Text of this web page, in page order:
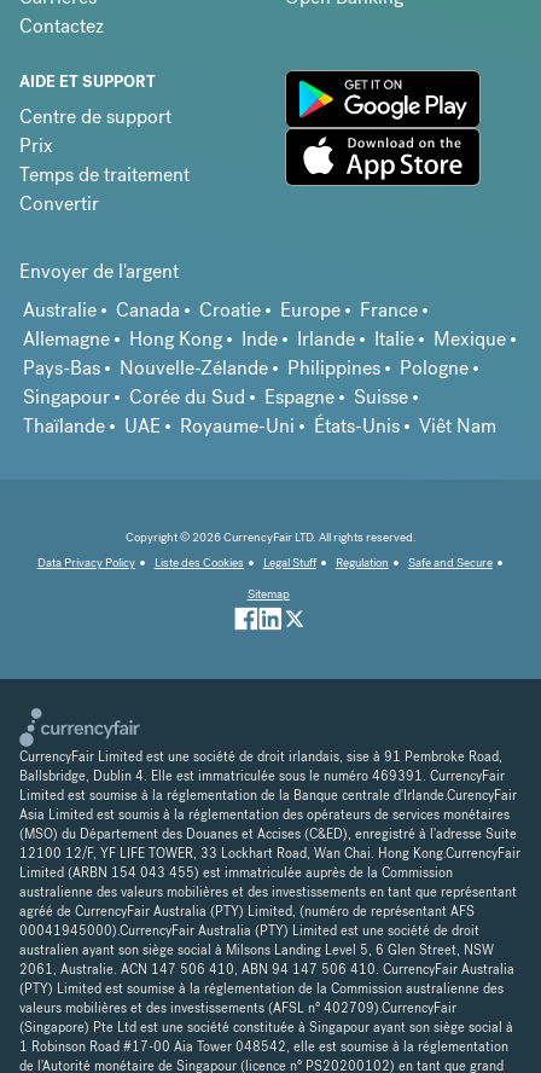
Contactez
AIDE ET SUPPORT
Centre de support
Prix
Temps de traitement
Convertir
Envoyer de l'argent
Australie
Canada Croatie Europe
France
Allemagne
Hong Kong Inde Irlande Italie
Mexique
Pays-Bas
Nouvelle-Zélande Philippines
Pologne
Singapour
Corée du Sud Espagne
Suisse
Thaïlande
UAE Royaume-Uni États-Unis Viêt Nam
Copyright © 2026 CurrencyFair LTD. All rights reserved.
Data Privacy Policy
Liste des Cookies Legal Stuff Regulation
Safe and Secure
Sitemap
CurrencyFair Limited est une société de droit irlandais, sise à 91 Pembroke Road,
Ballsbridge, Dublin 4. Elle est immatriculée sous le numéro 469391. CurrencyFair
Limited est soumise à la réglementation de la Banque centrale d'Irlande.CurencyFair
Asia Limited est soumis à la réglementation des opérateurs de services monétaires
(MSO) du Département des Douanes et Accises (C&ED), enregistré à l'adresse Suite
12100 12/F, YF LIFE TOWER, 33 Lockhart Road, Wan Chai. Hong Kong.CurrencyFair
Limited (ARBN 154 043 455) est immatriculée auprès de la Commission
australienne des valeurs mobilières et des investissements en tant que représentant
agréé de CurrencyFair Australia (PTY) Limited, (numéro de représentant AFS
00041945000).CurrencyFair Australia (PTY) Limited est une société de droit
australien ayant son siège social à Milsons Landing Level 5, 6 Glen Street, NSW
2061, Australie. ACN 147 506 410, ABN 94 147 506 410. CurrencyFair Australia
(PTY) Limited est soumise à la réglementation de la Commission australienne des
valeurs mobilières et des investissements (AFSL n° 402709).CurrencyFair
(Singapore) Pte Ltd est une société constituée à Singapour ayant son siège social à
1 Robinson Road #17-00 Aia Tower 048542, elle est soumise à la réglementation
de l'Autorité monétaire de Singapour (licence n° PS20200102) en tant que grand